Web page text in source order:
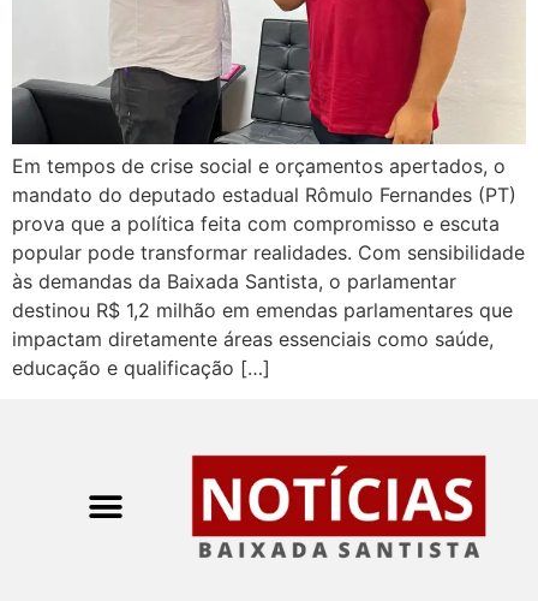
Em tempos de crise social e orçamentos apertados, o
mandato do deputado estadual Rômulo Fernandes (PT)
prova que a política feita com compromisso e escuta
popular pode transformar realidades. Com sensibilidade
às demandas da Baixada Santista, o parlamentar
destinou R$ 1,2 milhão em emendas parlamentares que
impactam diretamente áreas essenciais como saúde,
educação e qualificação […]